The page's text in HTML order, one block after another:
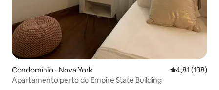
Condomínio ⋅ Nova York 4,81 de uma
4,81 (138)
Apartamento perto do Empire State Building